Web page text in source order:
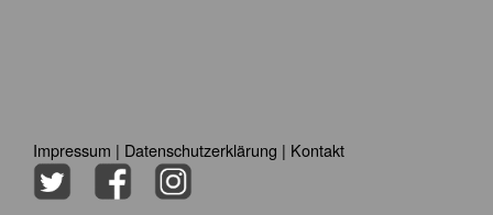
Impressum | Datenschutzerklärung | Kontakt